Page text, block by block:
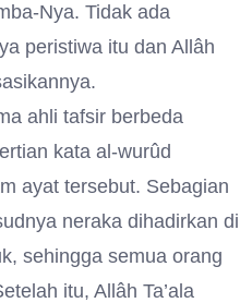
Nya. Tidak ada
peristiwa itu dan Allâh
ahli tafsir berbeda
kata al-wurûd
ayat tersebut. Sebagian
neraka dihadirkan di
sehingga semua orang
itu, Allâh Ta’ala